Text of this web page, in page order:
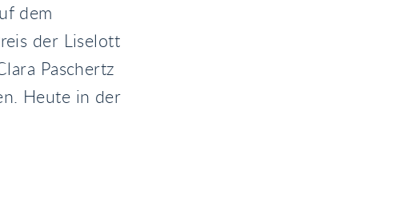
dem
der Liselott
Paschertz
Heute in der